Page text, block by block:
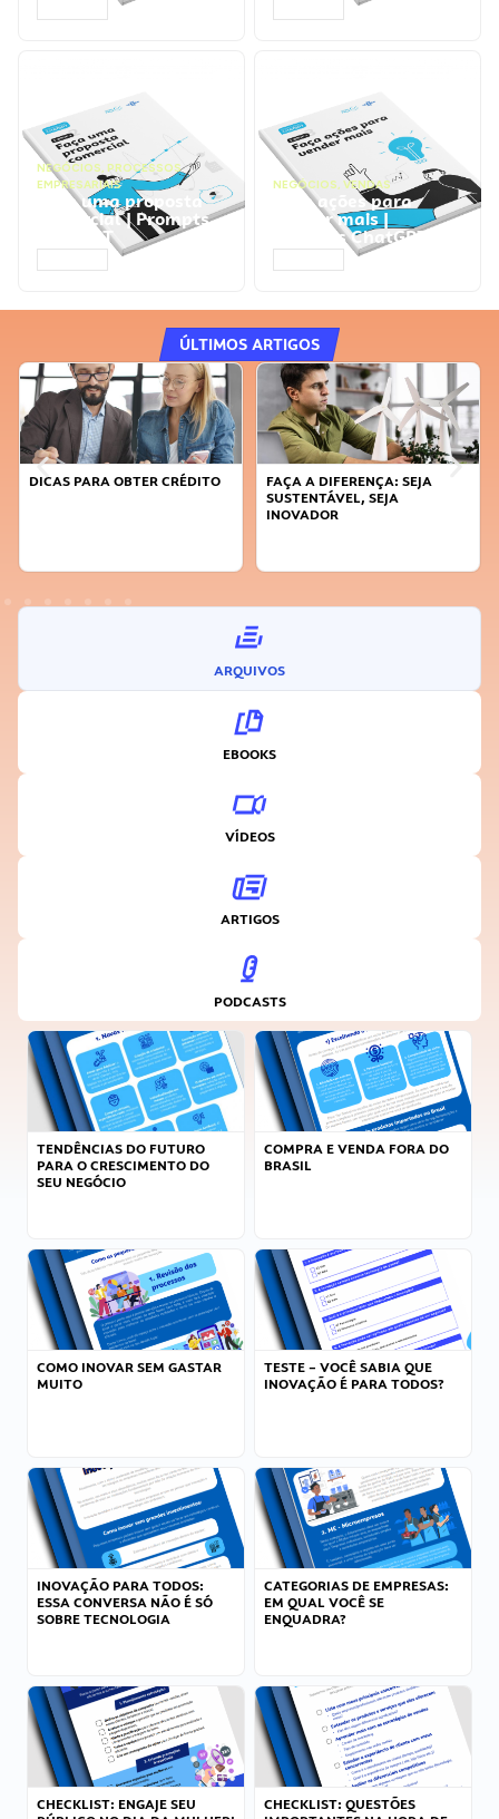
NEGÓCIOS, PROCESSOS
EMPRESARIAIS
Faça uma proposta
comercial | Prompts
ChatGPT
NEGÓCIOS, VENDAS
Faça ações para
vender mais |
Prompts ChatGPT
ÚLTIMOS ARTIGOS
DICAS PARA OBTER CRÉDITO
FAÇA A DIFERENÇA: SEJA
SUSTENTÁVEL, SEJA
INOVADOR
ARQUIVOS
EBOOKS
VÍDEOS
ARTIGOS
PODCASTS
TENDÊNCIAS DO FUTURO
PARA O CRESCIMENTO DO
SEU NEGÓCIO
COMPRA E VENDA FORA DO
BRASIL
COMO INOVAR SEM GASTAR
MUITO
TESTE – VOCÊ SABIA QUE
INOVAÇÃO É PARA TODOS?
INOVAÇÃO PARA TODOS:
ESSA CONVERSA NÃO É SÓ
SOBRE TECNOLOGIA
CATEGORIAS DE EMPRESAS:
EM QUAL VOCÊ SE
ENQUADRA?
CHECKLIST: ENGAJE SEU
CHECKLIST: QUESTÕES